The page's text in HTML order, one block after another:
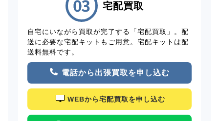
宅配買取
自宅にいながら買取が完了する「宅配買取」。配
送に必要な宅配キットもご用意。宅配キットは配
送料無料です。
電話から出張買取を申し込む
WEBから宅配買取を申し込む